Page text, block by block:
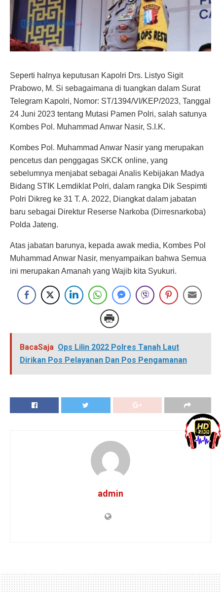
Seperti halnya keputusan Kapolri Drs. Listyo Sigit
Prabowo, M. Si sebagaimana di tuangkan dalam Surat
Telegram Kapolri, Nomor: ST/1394/VI/KEP/2023, Tanggal
24 Juni 2023 tentang Mutasi Pamen Polri, salah satunya
Kombes Pol. Muhammad Anwar Nasir, S.I.K.
Kombes Pol. Muhammad Anwar Nasir yang merupakan
pencetus dan penggagas SKCK online, yang
sebelumnya menjabat sebagai Analis Kebijakan Madya
Bidang STIK Lemdiklat Polri, dalam rangka Dik Sespimti
Polri Dikreg ke 31 T. A. 2022, Diangkat dalam jabatan
baru sebagai Direktur Reserse Narkoba (Dirresnarkoba)
Polda Jateng.
Atas jabatan barunya, kepada awak media, Kombes Pol
Muhammad Anwar Nasir, menyampaikan bahwa Semua
ini merupakan Amanah yang Wajib kita Syukuri.
BacaSaja Ops Lilin 2022 Polres Tanah Laut
Dirikan Pos Pelayanan Dan Pos Pengamanan
admin